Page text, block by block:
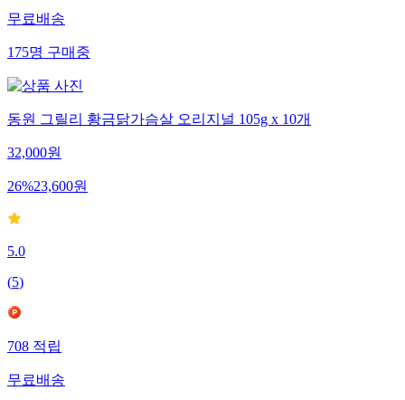
무료배송
175명구매중
동원 그릴리 황금닭가슴살 오리지널 105g x 10개
32,000원
26%23,600원
5.0
(5)
708적립
무료배송